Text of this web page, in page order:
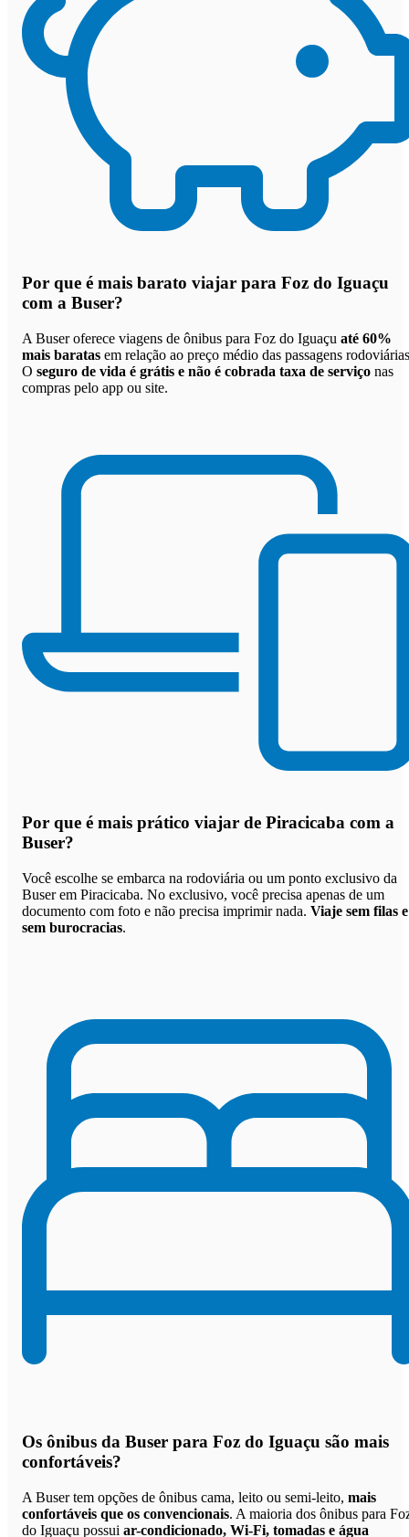
Por que é mais barato viajar para Foz do Iguaçu
com a Buser?
A Buser oferece viagens de ônibus para Foz do Iguaçu até 60%
mais baratas em relação ao preço médio das passagens
O seguro de vida é grátis e não é cobrada taxa de serviço nas
compras pelo app ou site.
Por que é mais prático viajar de Piracicaba com a
Buser?
Você escolhe se embarca na rodoviária ou um ponto exclusivo da
Buser em Piracicaba. No exclusivo, você precisa apenas de um
documento com foto e não precisa imprimir nada. Viaje sem filas e
sem burocracias.
Os ônibus da Buser para Foz do Iguaçu são mais
confortáveis?
A Buser tem opções de ônibus cama, leito ou semi-leito, mais
confortáveis que os convencionais. A maioria dos ônibus para
do Iguaçu possui ar-condicionado, Wi-Fi, tomadas e água